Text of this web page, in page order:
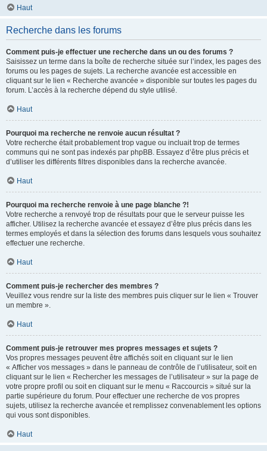
Haut
Recherche dans les forums
Comment puis-je effectuer une recherche dans un ou des forums ?
Saisissez un terme dans la boîte de recherche située sur l’index, les pages des
forums ou les pages de sujets. La recherche avancée est accessible en
cliquant sur le lien « Recherche avancée » disponible sur toutes les pages du
forum. L’accès à la recherche dépend du style utilisé.
Haut
Pourquoi ma recherche ne renvoie aucun résultat ?
Votre recherche était probablement trop vague ou incluait trop de termes
communs qui ne sont pas indexés par phpBB. Essayez d’être plus précis et
d’utiliser les différents filtres disponibles dans la recherche avancée.
Haut
Pourquoi ma recherche renvoie à une page blanche ?!
Votre recherche a renvoyé trop de résultats pour que le serveur puisse les
afficher. Utilisez la recherche avancée et essayez d’être plus précis dans les
termes employés et dans la sélection des forums dans lesquels vous souhaitez
effectuer une recherche.
Haut
Comment puis-je rechercher des membres ?
Veuillez vous rendre sur la liste des membres puis cliquer sur le lien « Trouver
un membre ».
Haut
Comment puis-je retrouver mes propres messages et sujets ?
Vos propres messages peuvent être affichés soit en cliquant sur le lien
« Afficher vos messages » dans le panneau de contrôle de l’utilisateur, soit en
cliquant sur le lien « Rechercher les messages de l’utilisateur » sur la page de
votre propre profil ou soit en cliquant sur le menu « Raccourcis » situé sur la
partie supérieure du forum. Pour effectuer une recherche de vos propres
sujets, utilisez la recherche avancée et remplissez convenablement les options
qui vous sont disponibles.
Haut